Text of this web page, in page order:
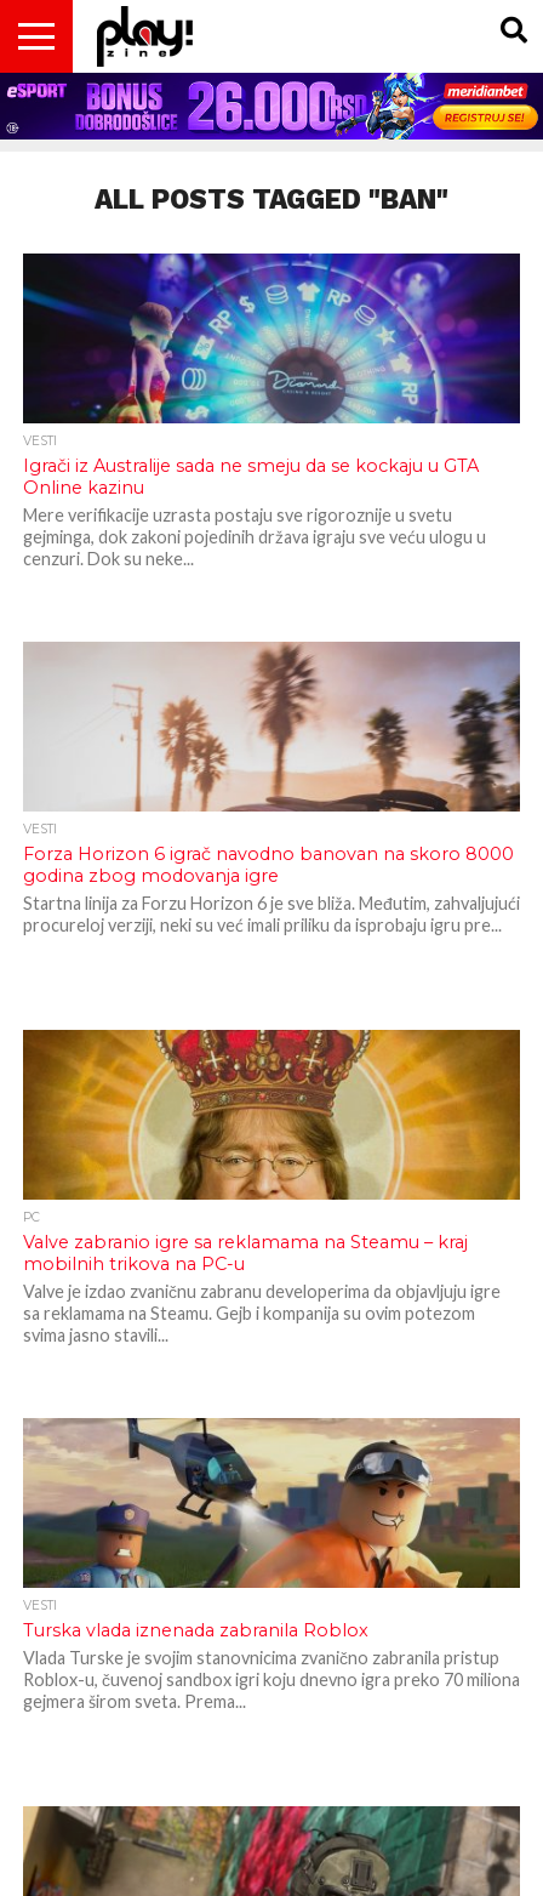
VESTI
MAGAZIN
PLAY!RETRO
PLAY!CAST
PLAY!CON
PLAY!BIZ
INSIDER
OPISI
IGARA
DOMAĆA
SCENA
INTERVJUI
GADGETS
FILM
& TV
KOLUMNE
ALL POSTS TAGGED "BAN"
VESTI
Igrači iz Australije sada ne smeju da se kockaju u GTA
Online kazinu
Mere verifikacije uzrasta postaju sve rigoroznije u svetu
gejminga, dok zakoni pojedinih država igraju sve veću ulogu u
cenzuri. Dok su neke...
VESTI
Forza Horizon 6 igrač navodno banovan na skoro 8000
godina zbog modovanja igre
Startna linija za Forzu Horizon 6 je sve bliža. Međutim, zahvaljujući
procureloj verziji, neki su već imali priliku da isprobaju igru pre...
PC
Valve zabranio igre sa reklamama na Steamu – kraj
mobilnih trikova na PC-u
Valve je izdao zvaničnu zabranu developerima da objavljuju igre
sa reklamama na Steamu. Gejb i kompanija su ovim potezom
svima jasno stavili...
VESTI
Turska vlada iznenada zabranila Roblox
Vlada Turske je svojim stanovnicima zvanično zabranila pristup
Roblox-u, čuvenoj sandbox igri koju dnevno igra preko 70 miliona
gejmera širom sveta. Prema...